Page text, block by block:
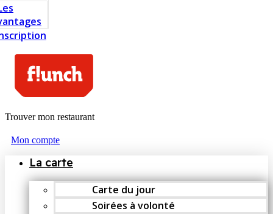
Trouver mon restaurant
Mon compte
La carte
Carte du jour
Soirées à volonté